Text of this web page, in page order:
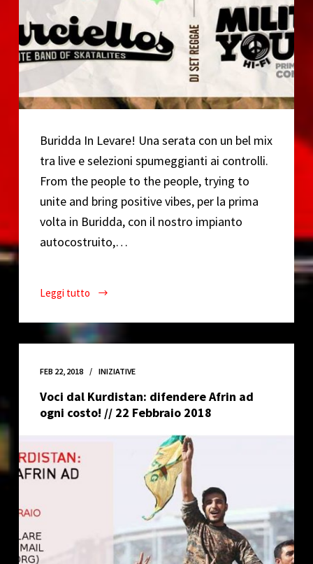
Buridda In Levare! Una serata con un bel mix
tra live e selezioni spumeggianti ai controlli.
From the people to the people, trying to
unite and bring positive vibes, per la prima
volta in Buridda, con il nostro impianto
autocostruito,…
Leggi tutto
Buridda
Levare:
Marciellos,
Reggae
&
Youths
//
FEB 22, 2018 INIZIATIVE
Voci dal Kurdistan: difendere Afrin ad
ogni costo! // 22 Febbraio 2018